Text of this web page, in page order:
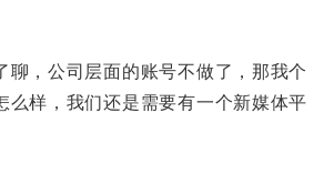
聊，公司层面的账号不做了，那我个
么样，我们还是需要有一个新媒体平